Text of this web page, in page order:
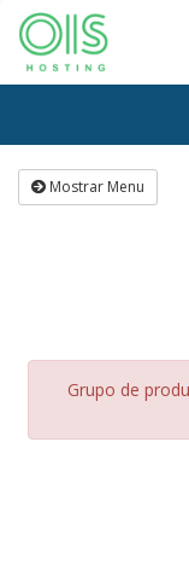
Mostrar Menu
Grupo de